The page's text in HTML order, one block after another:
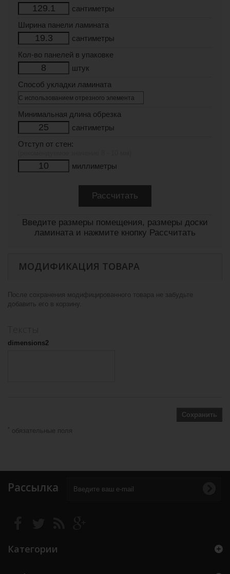
сантиметры
Ширина панели ламината
сантиметры
Кол-во панелей в упаковке
штук
Способ укладки ламината
Минимальная длина обрезка
сантиметры
Отступ от стен:
миллиметры
Введите размеры помещения, размеры доски
ламината и нажмите кнопку Рассчитать
МОДИФИКАЦИЯ ТОВАРА
После сохранения модифицированного товара не забудьте
добавить его в корзину.
dimensions2
Сохранить
обязательные поля
Рассылка
Категории